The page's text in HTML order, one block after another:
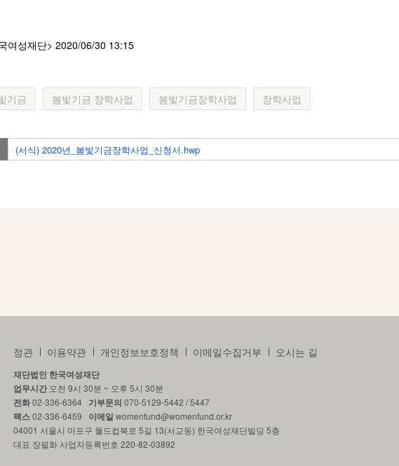
여성재단> 2020/06/30 13:15
기금 봄빛기금 장학사업 봄빛기금장학사업 장학사업
(서식) 2020년_봄빛기금장학사업_신청서.hwp
정관 이용약관 개인정보보호정책 이메일수집거부 오시는 길
재단법인 한국여성재단
업무시간오전 9시 30분 ~ 오후 5시 30분
전화02-336-6364 기부문의 070-5129-5442 / 5447
팩스02-336-6459 이메일 womenfund@womenfund.or.kr
04001 서울시 마포구 월드컵북로 5길 13(서교동) 한국여성재단빌딩 5층
대표 장필화 사업자등록번호 220-82-03892